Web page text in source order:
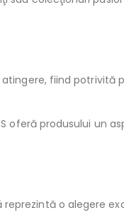
fiind
oferă produsului un
o alegere